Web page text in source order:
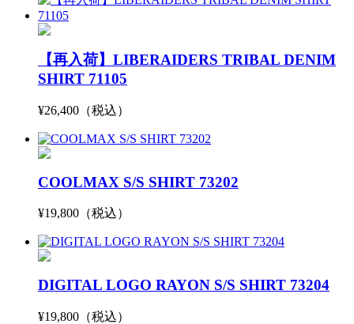
【再入荷】LIBERAIDERS TRIBAL DENIM
SHIRT 71105
¥26,400（税込）
COOLMAX S/S SHIRT 73202
¥19,800（税込）
DIGITAL LOGO RAYON S/S SHIRT 73204
¥19,800（税込）